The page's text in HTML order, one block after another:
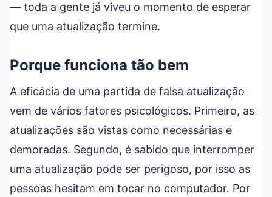
— toda a gente já viveu o momento de esperar
que uma atualização termine.
Porque funciona tão bem
A eficácia de uma partida de falsa atualização
vem de vários fatores psicológicos. Primeiro, as
atualizações são vistas como necessárias e
demoradas. Segundo, é sabido que interromper
uma atualização pode ser perigoso, por isso as
pessoas hesitam em tocar no computador. Por